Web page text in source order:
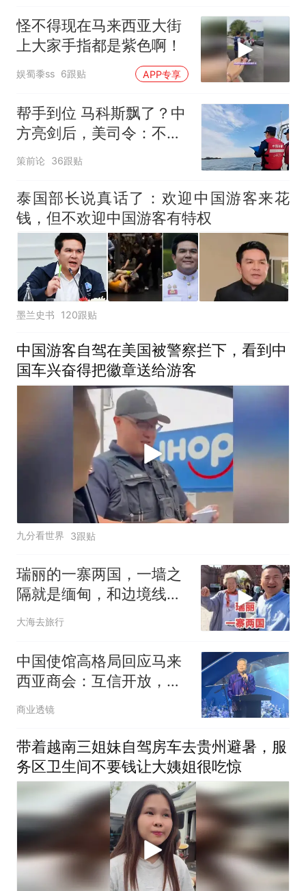
怪不得现在马来西亚大街
上大家手指都是紫色啊！
娱蜀黍ss 6跟贴 APP专享
帮手到位 马科斯飘了？中
方亮剑后，美司令：不许
任何国家主宰印太
策前论 36跟贴
泰国部长说真话了：欢迎中国游客来花
钱，但不欢迎中国游客有特权
墨兰史书 120跟贴
中国游客自驾在美国被警察拦下，看到中
国车兴奋得把徽章送给游客
九分看世界 3跟贴
瑞丽的一寨两国，一墙之
隔就是缅甸，和边境线零
距离
大海去旅行
中国使馆高格局回应马来
西亚商会：互信开放，蛋
糕才能越做越大
商业透镜
带着越南三姐妹自驾房车去贵州避暑，服
务区卫生间不要钱让大姨姐很吃惊